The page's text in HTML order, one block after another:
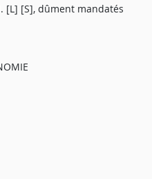
[L] [S], dûment mandatés